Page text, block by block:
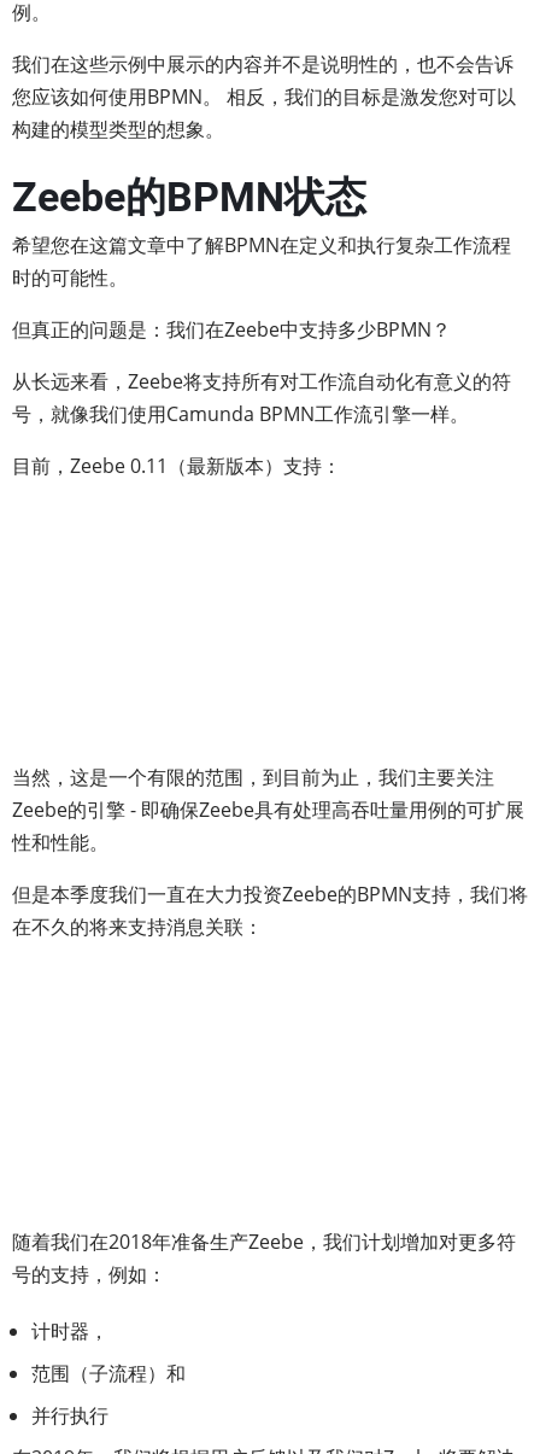
例。
我们在这些示例中展示的内容并不是说明性的，也不会告诉
您应该如何使用BPMN。 相反，我们的目标是激发您对可以
构建的模型类型的想象。
Zeebe的BPMN状态
希望您在这篇文章中了解BPMN在定义和执行复杂工作流程
时的可能性。
但真正的问题是：我们在Zeebe中支持多少BPMN？
从长远来看，Zeebe将支持所有对工作流自动化有意义的符
号，就像我们使用Camunda BPMN工作流引擎一样。
目前，Zeebe 0.11（最新版本）支持：
当然，这是一个有限的范围，到目前为止，我们主要关注
Zeebe的引擎 - 即确保Zeebe具有处理高吞吐量用例的可扩展
性和性能。
但是本季度我们一直在大力投资Zeebe的BPMN支持，我们将
在不久的将来支持消息关联：
随着我们在2018年准备生产Zeebe，我们计划增加对更多符
号的支持，例如：
计时器，
范围（子流程）和
并行执行